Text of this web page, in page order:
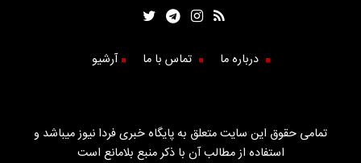
درباره ما تماس با ما آرشیو
تمامی حقوق این سایت متعلق به پایگاه خبری فردا نیوز میباشد و
استفاده از مطالب آن با ذکر منبع بلامانع است